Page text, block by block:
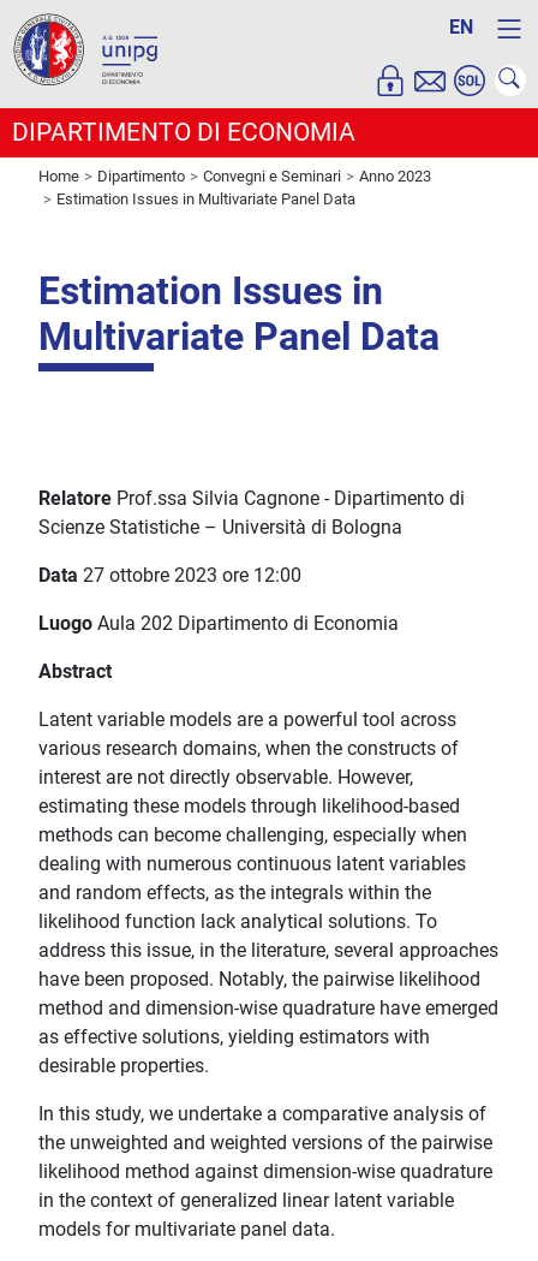
EN
DIPARTIMENTO DI ECONOMIA
Home Dipartimento Convegni e Seminari
Anno 2023
Estimation Issues in Multivariate Panel Data
Estimation Issues in
Multivariate Panel Data
Relatore Prof.ssa Silvia Cagnone - Dipartimento di
Scienze Statistiche – Università di Bologna
Data 27 ottobre 2023 ore 12:00
Luogo Aula 202 Dipartimento di Economia
Abstract
Latent variable models are a powerful tool across
various research domains, when the constructs of
interest are not directly observable. However,
estimating these models through likelihood-based
methods can become challenging, especially when
dealing with numerous continuous latent variables
and random effects, as the integrals within the
likelihood function lack analytical solutions. To
address this issue, in the literature, several approaches
have been proposed. Notably, the pairwise likelihood
method and dimension-wise quadrature have emerged
as effective solutions, yielding estimators with
desirable properties.
In this study, we undertake a comparative analysis of
the unweighted and weighted versions of the pairwise
likelihood method against dimension-wise quadrature
in the context of generalized linear latent variable
models for multivariate panel data.